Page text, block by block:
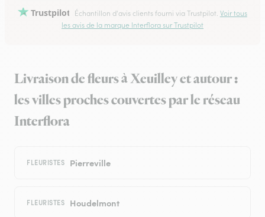
Trustpilot Échantillon d'avis clients fourni via Trustpilot. Voir tous
les avis de la marque Interflora sur Trustpilot
Livraison de fleurs à Xeuilley et autour :
les villes proches couvertes par le réseau
Interflora
FLEURISTES Pierreville
FLEURISTES Houdelmont